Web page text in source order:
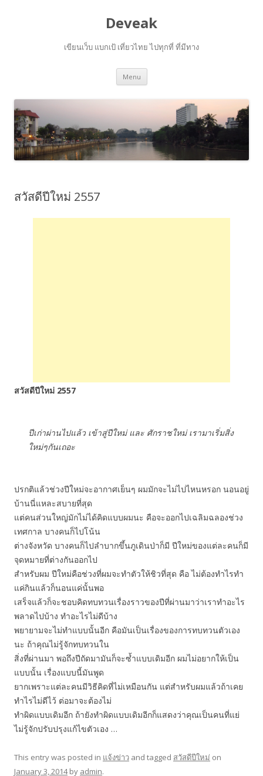
Deveak
เขียนเว็บ แบกเป้ เที่ยวไทย ไปทุกที่ ที่มีทาง
Menu Skip
content
สวัสดีปีใหม่ 2557
สวัสดีปีใหม่ 2557
ปีเก่าผ่านไปแล้ว เข้าสู่ปีใหม่ และ ศักราชใหม่ เรามาเริ่มสิ่ง
ใหม่ๆกันเถอะ
ปรกติแล้วช่วงปีใหม่จะอากาศเย็นๆ ผมมักจะไม่ไปไหนหรอก นอนอยู่
บ้านนี่แหละสบายที่สุด
แต่คนส่วนใหญ่มักไม่ได้คิดแบบผมนะ คือจะออกไปเฉลิมฉลองช่วง
เทศกาล บางคนก็ไปโน้น
ต่างจังหวัด บางคนก็ไปลำบากขึ้นภูเดินป่าก็มี ปีใหม่ของแต่ละคนก็มี
จุดหมายที่ต่างกันออกไป
สำหรับผม ปีใหม่คือช่วงที่ผมจะทำตัวให้ชิวที่สุด คือ ไม่ต้องทำไรทำ
แค่กินแล้วก็นอนแค่นั้นพอ
เสร็จแล้วก็จะชอบคิดทบทวนเรื่องราวของปีที่ผ่านมาว่าเราทำอะไร
พลาดไปบ้าง ทำอะไรไม่ดีบ้าง
พยายามจะไม่ทำแบบนั้นอีก คือมันเป็นเรื่องของการทบทวนตัวเอง
นะ ถ้าคุณไม่รู้จักทบทวนใน
สิ่งที่ผ่านมา พอถึงปีถัดมามันก็จะซ้ำแบบเดิมอีก ผมไม่อยากให้เป็น
แบบนั้น เรื่องแบบนี้มันพูด
ยากเพราะแต่ละคนมีวิธีคิดที่ไม่เหมือนกัน แต่สำหรับผมแล้วถ้าเคย
ทำไรไม่ดีไว้ ต่อมาจะต้องไม่
ทำผิดแบบเดิมอีก ถ้ายังทำผิดแบบเดิมอีกก็แสดงว่าคุณเป็นคนที่แย่
ไม่รู้จักปรับปรุงแก้ไขตัวเอง …
This entry was posted in แจ้งข่าว and tagged สวัสดีปีใหม่ on
January 3, 2014by admin.